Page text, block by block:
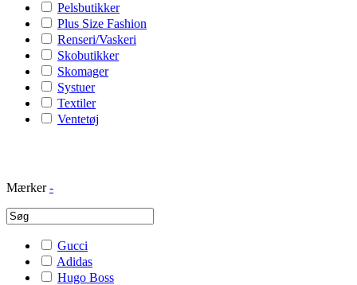
Pelsbutikker
Plus Size Fashion
Renseri/Vaskeri
Skobutikker
Skomager
Systuer
Textiler
Ventetøj
Mærker -
Gucci
Adidas
Hugo Boss